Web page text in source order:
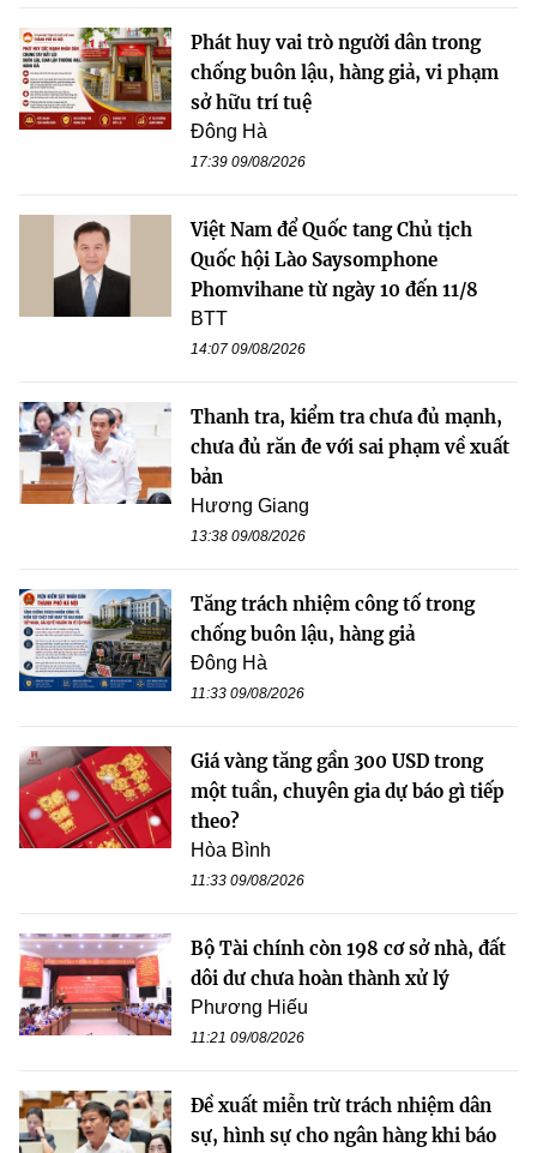
Phát huy vai trò người dân trong
chống buôn lậu, hàng giả, vi phạm
sở hữu trí tuệ
Đông Hà
17:39 09/08/2026
Việt Nam để Quốc tang Chủ tịch
Quốc hội Lào Saysomphone
Phomvihane từ ngày 10 đến 11/8
BTT
14:07 09/08/2026
Thanh tra, kiểm tra chưa đủ mạnh,
chưa đủ răn đe với sai phạm về xuất
bản
Hương Giang
13:38 09/08/2026
Tăng trách nhiệm công tố trong
chống buôn lậu, hàng giả
Đông Hà
11:33 09/08/2026
Giá vàng tăng gần 300 USD trong
một tuần, chuyên gia dự báo gì tiếp
theo?
Hòa Bình
11:33 09/08/2026
Bộ Tài chính còn 198 cơ sở nhà, đất
dôi dư chưa hoàn thành xử lý
Phương Hiếu
11:21 09/08/2026
Đề xuất miễn trừ trách nhiệm dân
sự, hình sự cho ngân hàng khi báo